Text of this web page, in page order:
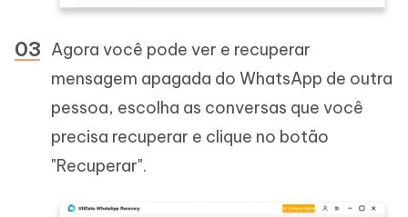
Agora você pode ver e recuperar
mensagem apagada do WhatsApp de outra
pessoa, escolha as conversas que você
precisa recuperar e clique no botão
"Recuperar".